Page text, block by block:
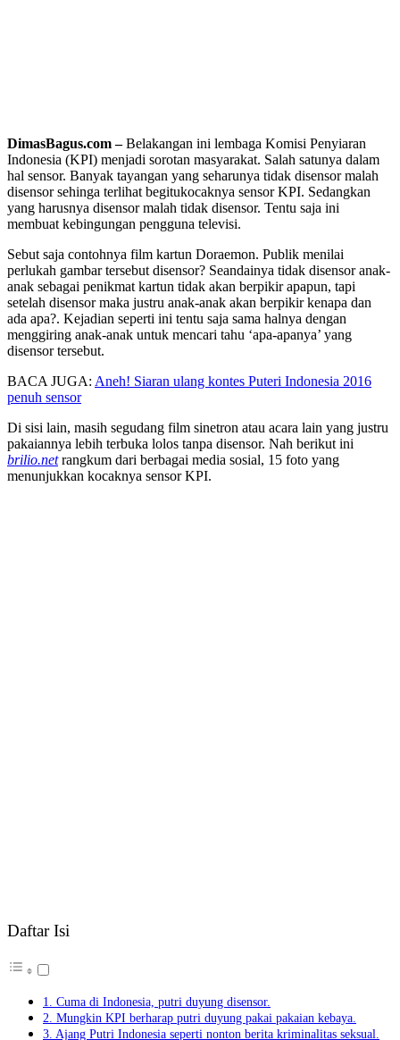
DimasBagus.com –Belakangan ini lembaga Komisi Penyiaran
Indonesia (KPI) menjadi sorotan masyarakat. Salah satunya dalam
hal sensor. Banyak tayangan yang seharunya tidak disensor malah
disensor sehinga terlihat begitukocaknya sensor KPI. Sedangkan
yang harusnya disensor malah tidak disensor. Tentu saja ini
membuat kebingungan pengguna televisi.
Sebut saja contohnya film kartun Doraemon. Publik menilai
perlukah gambar tersebut disensor? Seandainya tidak disensor anak-
anak sebagai penikmat kartun tidak akan berpikir apapun, tapi
setelah disensor maka justru anak-anak akan berpikir kenapa dan
ada apa?. Kejadian seperti ini tentu saja sama halnya dengan
menggiring anak-anak untuk mencari tahu ‘apa-apanya’ yang
disensor tersebut.
BACA JUGA: Aneh! Siaran ulang kontes Puteri Indonesia 2016
penuh sensor
Di sisi lain, masih segudang film sinetron atau acara lain yang justru
pakaiannya lebih terbuka lolos tanpa disensor. Nah berikut ini
brilio.netrangkum dari berbagai media sosial, 15 foto yang
menunjukkan kocaknya sensor KPI.
Daftar Isi
1. Cuma di Indonesia, putri duyung disensor.
2. Mungkin KPI berharap putri duyung pakai pakaian kebaya.
3. Ajang Putri Indonesia seperti nonton berita kriminalitas seksual.